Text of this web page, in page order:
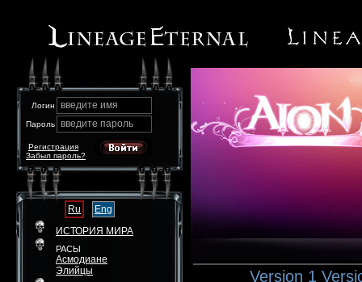
Логин введите имя
Пароль введите пароль
Забыл пароль?
Регистрация
Ru
Eng
ИСТОРИЯ МИРА
РАСЫ
Асмодиане
Элийцы
Version 1